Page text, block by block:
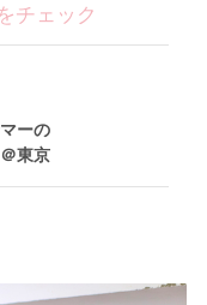
チェック
ーの
東京